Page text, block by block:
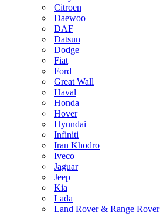
Citroen
Daewoo
DAF
Datsun
Dodge
Fiat
Ford
Great Wall
Haval
Honda
Hover
Hyundai
Infiniti
Iran Khodro
Iveco
Jaguar
Jeep
Kia
Lada
Land Rover & Range Rover